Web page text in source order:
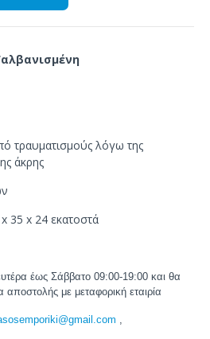
τραυματισμούς λόγω της
άκρης
x 35 x 24 εκατοστά
έως Σάββατο 09:00-19:00 και θα
με μεταφορική εταιρία
@gmail .com ,